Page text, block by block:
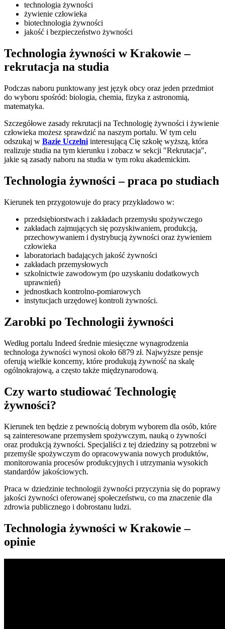
technologia żywności
żywienie człowieka
biotechnologia żywności
jakość i bezpieczeństwo żywności
Technologia żywności w Krakowie –
rekrutacja na studia
Podczas naboru punktowany jest język obcy oraz jeden przedmiot
do wyboru spośród: biologia, chemia, fizyka z astronomią,
matematyka.
Szczegółowe zasady rekrutacji na Technologię żywności i żywienie
człowieka możesz sprawdzić na naszym portalu. W tym celu
odszukaj w Bazie Uczelni interesującą Cię szkołę wyższą, która
realizuje studia na tym kierunku i zobacz w sekcji "Rekrutacja",
jakie są zasady naboru na studia w tym roku akademickim.
Technologia żywności – praca po studiach
Kierunek ten przygotowuje do pracy przykładowo w:
przedsiębiorstwach i zakładach przemysłu spożywczego
zakładach zajmujących się pozyskiwaniem, produkcją,
przechowywaniem i dystrybucją żywności oraz żywieniem
człowieka
laboratoriach badających jakość żywności
zakładach przemysłowych
szkolnictwie zawodowym (po uzyskaniu dodatkowych
uprawnień)
jednostkach kontrolno-pomiarowych
instytucjach urzędowej kontroli żywności.
Zarobki po Technologii żywności
Według portalu Indeed średnie miesięczne wynagrodzenia
technologa żywności wynosi około 6879 zł. Najwyższe pensje
oferują wielkie koncerny, które produkują żywność na skalę
ogólnokrajową, a często także międzynarodową.
Czy warto studiować Technologię
żywności?
Kierunek ten będzie z pewnością dobrym wyborem dla osób, które
są zainteresowane przemysłem spożywczym, nauką o żywności
oraz produkcją żywności. Specjaliści z tej dziedziny są potrzebni w
przemyśle spożywczym do opracowywania nowych produktów,
monitorowania procesów produkcyjnych i utrzymania wysokich
standardów jakościowych.
Praca w dziedzinie technologii żywności przyczynia się do poprawy
jakości żywności oferowanej społeczeństwu, co ma znaczenie dla
zdrowia publicznego i dobrostanu ludzi.
Technologia żywności w Krakowie –
opinie